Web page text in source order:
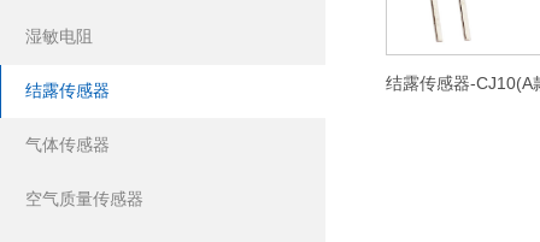
湿敏电阻
结露传感器
气体传感器
空气质量传感器